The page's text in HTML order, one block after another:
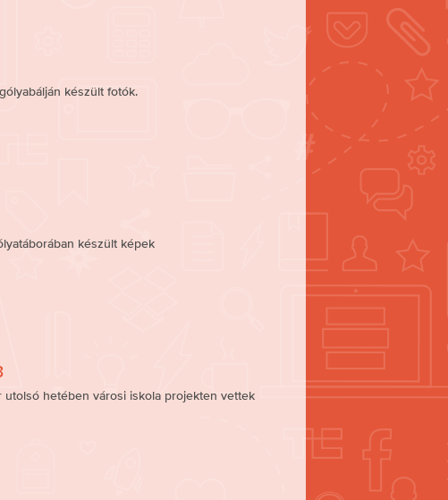
készült fotók.
készült képek
hetében városi iskola projekten vettek